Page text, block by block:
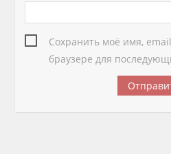
Сохранить моё имя,
браузере для